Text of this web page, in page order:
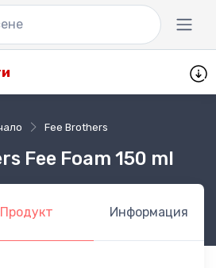
Fee Brothers
Fee Foam 150 ml
Продукт Информация